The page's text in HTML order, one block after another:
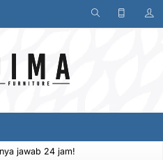
jawab 24 jam!